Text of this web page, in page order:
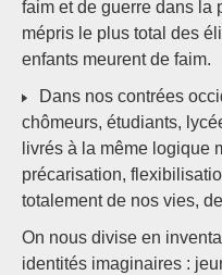
faim et de guerre dans la
mépris le plus total des
enfants meurent de faim.
Dans nos contrées
chômeurs, étudiants,
livrés à la même logique
précarisation,
totalement de nos vies,
On nous divise en
identités imaginaires :